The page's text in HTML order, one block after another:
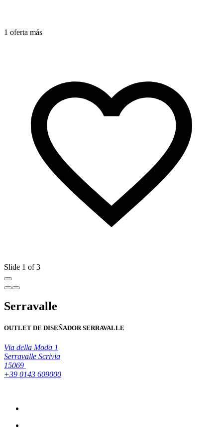
1 oferta más
Slide 1 of 3
Serravalle
OUTLET DE DISEÑADOR SERRAVALLE
Via della Moda 1
Serravalle Scrivia
15069
+39 0143 609000